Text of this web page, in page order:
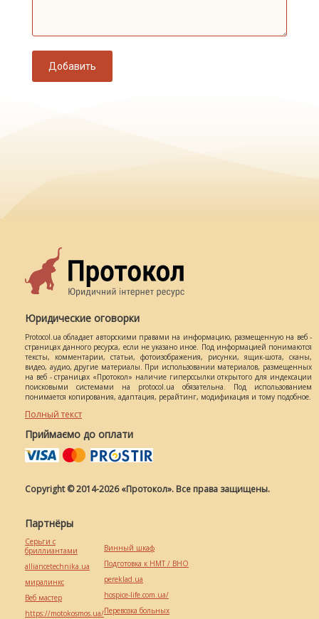
Добавить
Юридические оговорки
Protocol.ua обладает авторскими правами на информацию, размещенную на веб -
страницах данного ресурса, если не указано иное. Под информацией понимаются
тексты, комментарии, статьи, фотоизображения, рисунки, ящик-шота, сканы,
видео, аудио, другие материалы. При использовании материалов, размещенных
на веб - страницах «Протокол» наличие гиперссылки открытого для индексации
поисковыми системами на protocol.ua обязательна. Под использованием
понимается копирования, адаптация, рерайтинг, модификация и тому подобное.
Полный текст
Приймаємо до оплати
Copyright © 2014-2026 «Протокол». Все права защищены.
Партнёры
Серьги с
бриллиантами
alliancetechnika.ua
миралинкс
Веб мастер
https://motokosmos.ua/
Винный шкаф
Подготовка к НМТ / ВНО
pereklad.ua
hospice-life.com.ua/
Перевозка больных